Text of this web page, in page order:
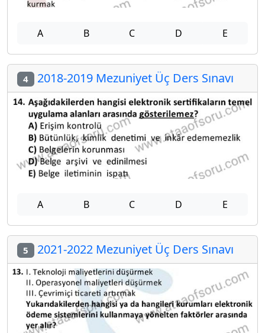
A B C D E
4 2018-2019 Mezuniyet Üç Ders Sınavı
A B C D E
5 2021-2022 Mezuniyet Üç Ders Sınavı